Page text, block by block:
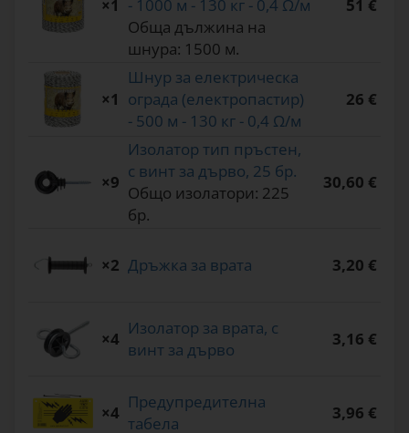
×1
- 1000 м - 130 кг - 0,4 Ω/м
Обща дължина на
шнура: 1500 м.
51 €
×1
Шнур за електрическа
ограда (електропастир)
- 500 м - 130 кг - 0,4 Ω/м
26 €
×9
Изолатор тип пръстен,
с винт за дърво, 25 бр.
Общо изолатори: 225
бр.
30,60 €
×2 Дръжка за врата 3,20 €
×4
Изолатор за врата, с
винт за дърво
3,16 €
×4
Предупредителна
табела
3,96 €